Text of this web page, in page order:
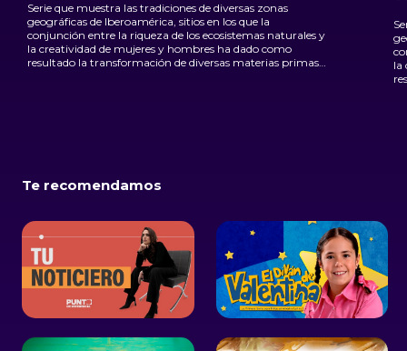
Serie que muestra las tradiciones de diversas zonas
geográficas de Iberoamérica, sitios en los que la
conjunción entre la riqueza de los ecosistemas naturales y
la creatividad de mujeres y hombres ha dado como
resultado la transformación de diversas materias primas
la
Te recomendamos